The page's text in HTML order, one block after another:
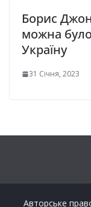
Борис
можна
Україну
31 Січня, 2023
Авторське